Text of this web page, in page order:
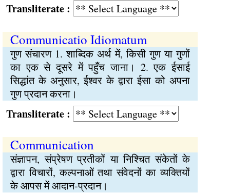
:
Communicatio Idiomatum
गुण संचारण 1. शाब्दिक अर्थ में, किसी गुण या गुणों
का एक से दूसरे में पहुँच जाना। 2. एक ईसाई
सिद्धांत के अनुसार, ईश्वर के द्वारा ईसा को अपना
गुण प्रदान करना।
:
Communication
संज्ञापन, संप्रेषण प्रतीकों या निश्चित संकेतों के
द्वारा विचारों, कल्पनाओं तथा संवेदनों का व्यक्तियों
के आपस में आदान-प्रदान।